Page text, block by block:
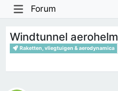
Forum
Windtunnel aerohelm
Raketten, vliegtuigen & aerodynamica